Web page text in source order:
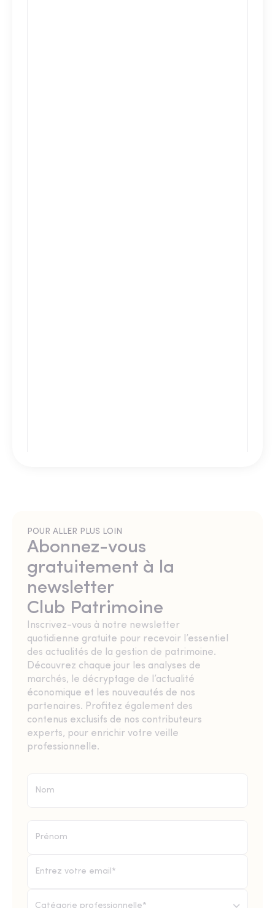
POUR ALLER PLUS LOIN
Abonnez-vous
gratuitement à la
newsletter
Club Patrimoine
Inscrivez-vous à notre newsletter
quotidienne gratuite pour recevoir l’essentiel
des actualités de la gestion de patrimoine.
Découvrez chaque jour les analyses de
marchés, le décryptage de l’actualité
économique et les nouveautés de nos
partenaires. Profitez également des
contenus exclusifs de nos contributeurs
experts, pour enrichir votre veille
professionnelle.
Catégorie professionnelle*